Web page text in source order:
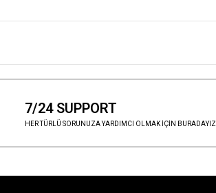
7/24 SUPPORT
HER TÜRLÜ SORUNUZA YARDIMCI OLMAK İÇİN BURADAYIZ.